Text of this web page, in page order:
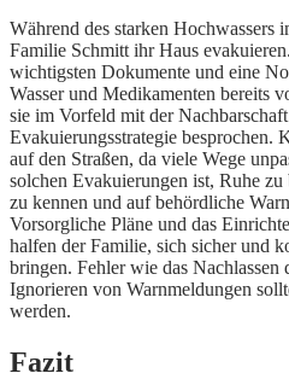
Während des starken Hochwassers
Familie Schmitt ihr Haus
wichtigsten Dokumente und eine
Wasser und Medikamenten bereits
sie im Vorfeld mit der
Evakuierungsstrategie besprochen.
auf den Straßen, da viele Wege
solchen Evakuierungen ist, Ruhe
zu kennen und auf behördliche
Vorsorgliche Pläne und das
halfen der Familie, sich sicher und
bringen. Fehler wie das Nachlassen
Ignorieren von Warnmeldungen
werden.
Fazit